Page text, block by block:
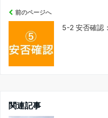
前のページへ
5-2 安否確認
関連記事